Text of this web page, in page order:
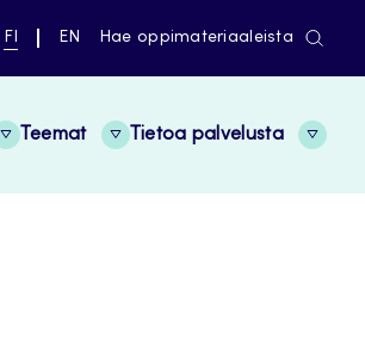
NYKYINEN
SUOMI
FI
VAIHDA
ENGLISH
EN Hae oppimateriaaleista
Teemat Tietoa palvelusta